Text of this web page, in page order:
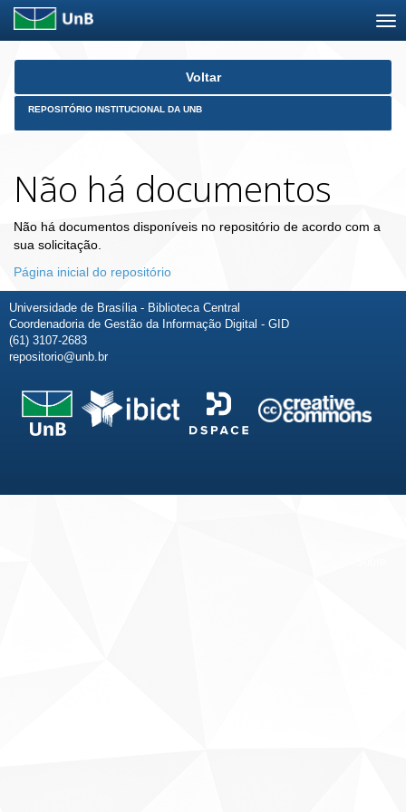
Skip
Voltar
REPOSITÓRIO INSTITUCIONAL DA UNB
Não há documentos
Não há documentos disponíveis no repositório de acordo com a
sua solicitação.
Página inicial do repositório
Universidade de Brasília - Biblioteca Central
Coordenadoria de Gestão da Informação Digital - GID
(61) 3107-2683
repositorio@unb.br